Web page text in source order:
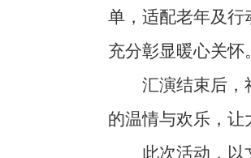
单，适配老年及行
充分彰显暖心关怀。
汇演结束后，社
的温情与欢乐，让
此次活动，以文